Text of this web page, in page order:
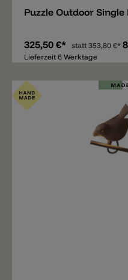
Puzzle Outdoor
325,50 €* statt353,80 €*
Lieferzeit 6 Werktage